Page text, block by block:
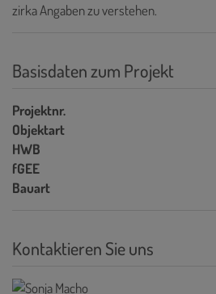
zirka Angaben zu verstehen.
Basisdaten zum Projekt
Projektnr.
Objektart
HWB
fGEE
Bauart
Kontaktieren Sie uns